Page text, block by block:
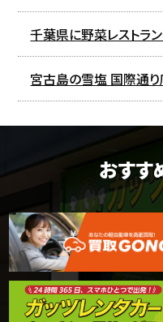
千葉県に野菜レストラ
宮古島の雪塩 国際通り
おすす